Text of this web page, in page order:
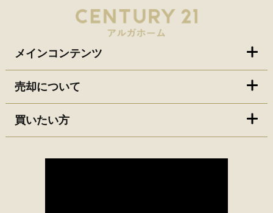
メインコンテンツ
売却について
買いたい方